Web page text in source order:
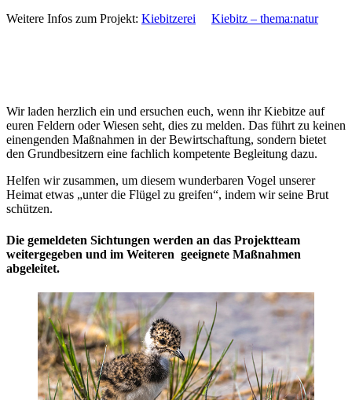
Weitere Infos zum Projekt: Kiebitzerei Kiebitz – thema:natur
Wir laden herzlich ein und ersuchen euch, wenn ihr Kiebitze auf
euren Feldern oder Wiesen seht, dies zu melden. Das führt zu keinen
einengenden Maßnahmen in der Bewirtschaftung, sondern bietet
den Grundbesitzern eine fachlich kompetente Begleitung dazu.
Helfen wir zusammen, um diesem wunderbaren Vogel unserer
Heimat etwas „unter die Flügel zu greifen“, indem wir seine Brut
schützen.
Die gemeldeten Sichtungen werden an das Projektteam
weitergegeben und im Weiteren geeignete Maßnahmen
abgeleitet.